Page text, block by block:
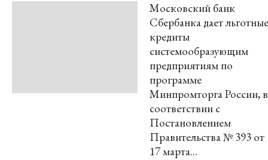
Московский банк
Сбербанка дает льготные
кредиты
системообразующим
предприятиям по
программе
Минпромторга России, в
соответствии с
Постановлением
Правительства № 393 от
17 марта...